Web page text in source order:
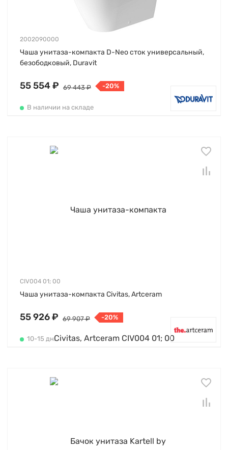
2002090000
Чаша унитаза-компакта D-Neo сток универсальный,
безободковый, Duravit
55 554 ₽ 69 443 ₽ -20%
В наличии на складе
CIV004 01; 00
Чаша унитаза-компакта Civitas, Artceram
55 926 ₽ 69 907 ₽ -20%
10-15 дн.